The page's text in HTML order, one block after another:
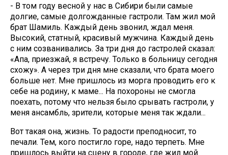
- В том году весной у нас в Сибири были самые
долгие, самые долгожданные гастроли. Там жил мой
брат Шамиль. Каждый день звонил, ждал меня.
Высокий, статный, красивый мужчина. Каждый день
с ним созванивались. За три дня до гастролей сказал:
«Апа, приезжай, я встречу. Только в больницу сегодня
схожу». А через три дня мне сказали, что брата моего
больше нет. Мне пришлось из морга проводить его к
себе на родину, к маме... На похороны не смогла
поехать, потому что нельзя было срывать гастроли, у
меня ансамбль, зрители, которые меня так ждали...
Вот такая она, жизнь. То радости преподносит, то
печали. Тем, кого постигло горе, надо терпеть. Мне
пришлось выйти на сцену в городе, где жил мой